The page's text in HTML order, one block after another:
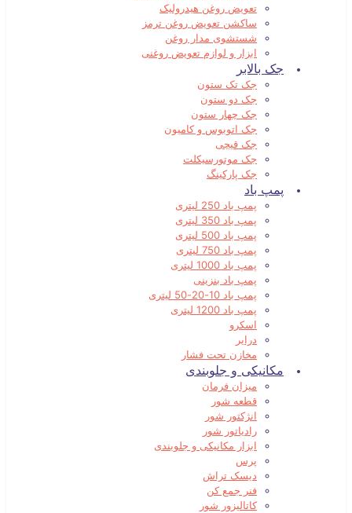
تعویض روغن هیدرولیک
ساکشن تعویض روغن ترمز
شستشوی مدار روغن
ابزار و لوازم تعویض روغنی
جک بالابر
جک تک ستون
جک دو ستون
جک چهار ستون
جک اتوبوس و کامیون
جک قیچی
جک موتورسیکلت
جک پارکینگ
پمپ باد
پمپ باد 250 لیتری
پمپ باد 350 لیتری
پمپ باد 500 لیتری
پمپ باد 750 لیتری
پمپ باد 1000 لیتری
پمپ باد بنزینی
پمپ باد 10-20-50 لیتری
پمپ باد 1200 لیتری
اسکرو
درایر
مخازن تحت فشار
مکانیکی و جلوبندی
میزان فرمان
قطعه شور
انژکتور شور
رادیاتور شور
ابزار مکانیکی و جلوبندی
پرس
دیسک تراش
فنر جمع کن
کاتالیزور شور